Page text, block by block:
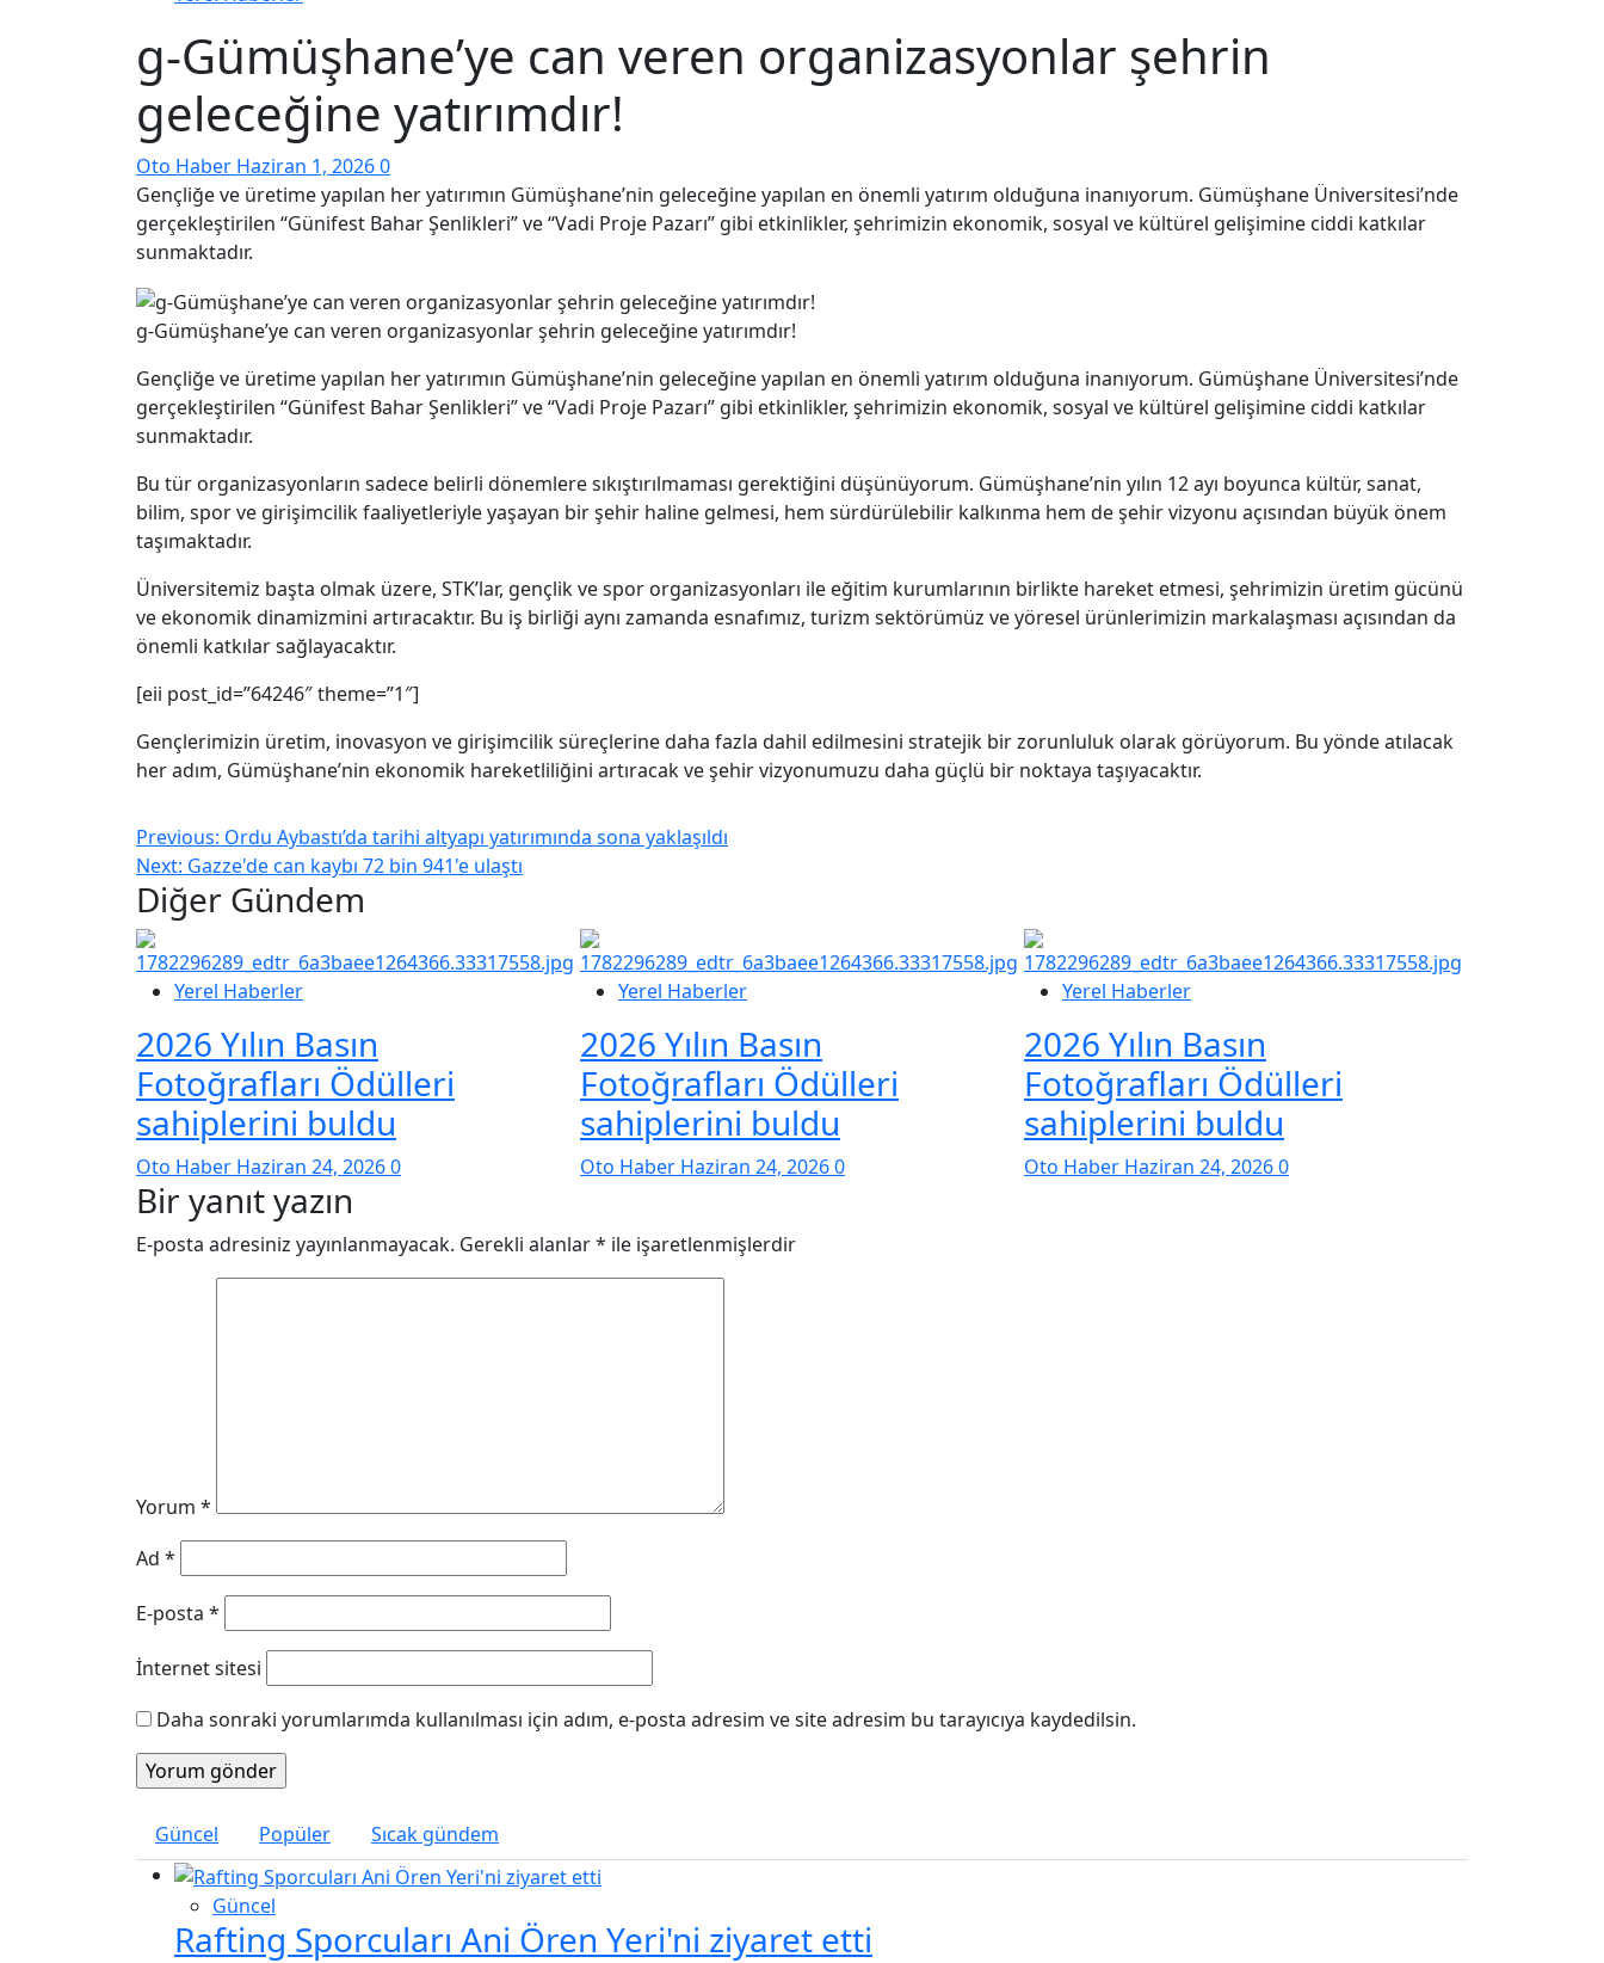
g-Gümüşhane’ye can veren organizasyonlar şehrin
geleceğine yatırımdır!
Oto Haber Haziran 1, 20260
Gençliğe ve üretime yapılan her yatırımın Gümüşhane’nin geleceğine yapılan en önemli yatırım olduğuna inanıyorum. Gümüşhane Üniversitesi’nde
gerçekleştirilen “Günifest Bahar Şenlikleri” ve “Vadi Proje Pazarı” gibi etkinlikler, şehrimizin ekonomik, sosyal ve kültürel gelişimine ciddi katkılar
sunmaktadır.
g-Gümüşhane’ye can veren organizasyonlar şehrin geleceğine yatırımdır!
Gençliğe ve üretime yapılan her yatırımın Gümüşhane’nin geleceğine yapılan en önemli yatırım olduğuna inanıyorum. Gümüşhane Üniversitesi’nde
gerçekleştirilen “Günifest Bahar Şenlikleri” ve “Vadi Proje Pazarı” gibi etkinlikler, şehrimizin ekonomik, sosyal ve kültürel gelişimine ciddi katkılar
sunmaktadır.
Bu tür organizasyonların sadece belirli dönemlere sıkıştırılmaması gerektiğini düşünüyorum. Gümüşhane’nin yılın 12 ayı boyunca kültür, sanat,
bilim, spor ve girişimcilik faaliyetleriyle yaşayan bir şehir haline gelmesi, hem sürdürülebilir kalkınma hem de şehir vizyonu açısından büyük önem
taşımaktadır.
Üniversitemiz başta olmak üzere, STK’lar, gençlik ve spor organizasyonları ile eğitim kurumlarının birlikte hareket etmesi, şehrimizin üretim gücünü
ve ekonomik dinamizmini artıracaktır. Bu iş birliği aynı zamanda esnafımız, turizm sektörümüz ve yöresel ürünlerimizin markalaşması açısından da
önemli katkılar sağlayacaktır.
[eii post_id=”64246″ theme=”1″]
Gençlerimizin üretim, inovasyon ve girişimcilik süreçlerine daha fazla dahil edilmesini stratejik bir zorunluluk olarak görüyorum. Bu yönde atılacak
her adım, Gümüşhane’nin ekonomik hareketliliğini artıracak ve şehir vizyonumuzu daha güçlü bir noktaya taşıyacaktır.
Previous: Ordu Aybastı’da tarihi altyapı yatırımında sona yaklaşıldı
Next: Gazze'de can kaybı 72 bin 941'e ulaştı
Diğer Gündem
Yerel Haberler
2026 Yılın Basın
Fotoğrafları Ödülleri
sahiplerini buldu
Oto Haber Haziran 24, 20260
Yerel Haberler
2026 Yılın Basın
Fotoğrafları Ödülleri
sahiplerini buldu
Oto Haber Haziran 24, 20260
Yerel Haberler
2026 Yılın Basın
Fotoğrafları Ödülleri
sahiplerini buldu
Oto Haber Haziran 24, 20260
Bir yanıt yazın
E-posta adresiniz yayınlanmayacak. Gerekli alanlar* ile işaretlenmişlerdir
Yorum *
Ad *
E-posta *
İnternet sitesi
Daha sonraki yorumlarımda kullanılması için adım, e-posta adresim ve site adresim bu tarayıcıya kaydedilsin.
Güncel Popüler Sıcak gündem
Güncel
Rafting Sporcuları Ani Ören Yeri'ni ziyaret etti